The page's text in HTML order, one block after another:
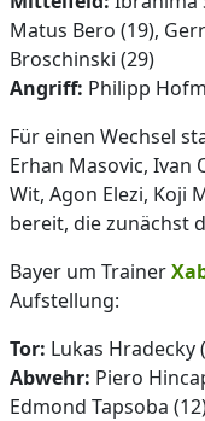
Matus Bero (19),
Broschinski (29)
Angriff: Philipp
Für einen Wechsel
Erhan Masovic, Ivan
Wit, Agon Elezi, Koji
bereit, die zunächst
Bayer um Trainer
Aufstellung:
Tor: Lukas Hradecky
Abwehr: Piero
Edmond Tapsoba